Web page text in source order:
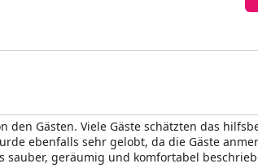
den Gästen. Viele Gäste schätzten das
ebenfalls sehr gelobt, da die Gäste
geräumig und komfortabel